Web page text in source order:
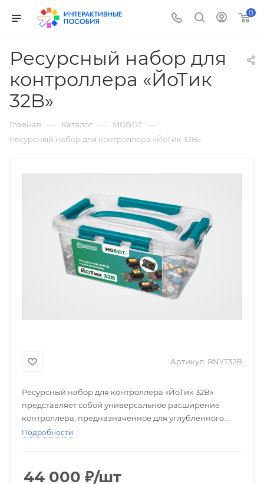
0
Ресурсный набор для
контроллера «ЙоТик
32B»
Главная — Каталог — MGBOT —
Ресурсный набор для контроллера «ЙоТик 32B»
Артикул: RNYT32B
Ресурсный набор для контроллера «ЙоТик 32В»
представляет собой универсальное расширение
контроллера, предназначенное для углубленного
изучения основ программирования и
способностей студентов и школьников, повышение
Подробности
44 000 ₽/шт